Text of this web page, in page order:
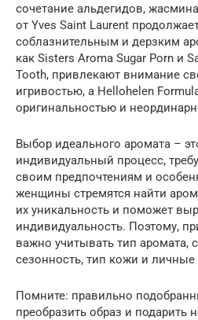
сочетание альдегидов,
от Yves Saint Laurent
соблазнительным и дерзким
как Sisters Aroma Sugar Porn и
Tooth, привлекают внимание
игривостью, а Hellohelen
оригинальностью и
Выбор идеального аромата –
индивидуальный процесс,
своим предпочтениям и
женщины стремятся найти
их уникальность и поможет
индивидуальность. Поэтому,
важно учитывать тип аромата,
сезонность, тип кожи и личные
Помните: правильно
преобразить образ и